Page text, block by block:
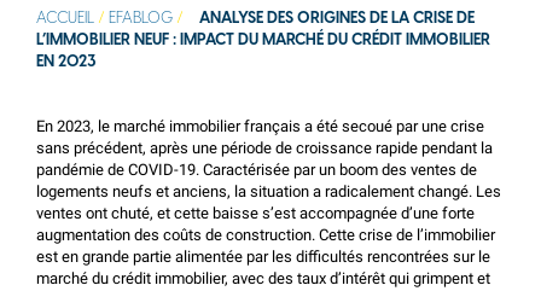
ACCUEIL / EFABLOG /
ANALYSE DES ORIGINES DE LA CRISE DE
L’IMMOBILIER NEUF : IMPACT DU MARCHÉ DU CRÉDIT IMMOBILIER
EN 2023
En 2023, le marché immobilier français a été secoué par une crise
sans précédent, après une période de croissance rapide pendant la
pandémie de COVID-19. Caractérisée par un boom des ventes de
logements neufs et anciens, la situation a radicalement changé. Les
ventes ont chuté, et cette baisse s’est accompagnée d’une forte
augmentation des coûts de construction. Cette crise de l’immobilier
est en grande partie alimentée par les difficultés rencontrées sur le
marché du crédit immobilier, avec des taux d’intérêt qui grimpent et